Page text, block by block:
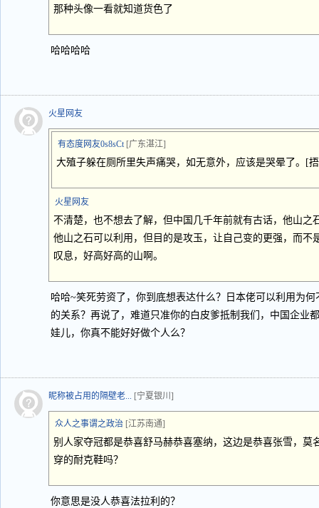
那种头像一看就知道货色了
哈哈哈哈
火星网友
有态度网友0s8sCt [广东湛江]
大殖子躲在厕所里失声痛哭，如无意外，应该是哭晕了。[
火星网友
不清楚，也不想去了解，但中国几千年前就有古话，他山之
他山之石可以利用，但目的是攻玉，让自己变的更强，而不
叹息，好高好高的山啊。
哈哈~笑死劳资了，你到底想表达什么？日本佬可以利用为
的关系？再说了，难道只准你的白皮爹抵制我们，中国企业
娃儿，你真不能好好做个人么？
昵称被占用的隔壁老... [宁夏银川]
众人之事谓之政治 [江苏南通]
别人家夺冠都是恭喜舒马赫恭喜塞纳，这边是恭喜张雪，莫
穿的耐克鞋吗？
你意思是没人恭喜法拉利的？